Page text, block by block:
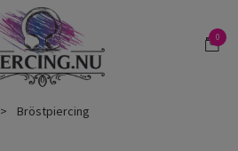
0
Bröstpiercing